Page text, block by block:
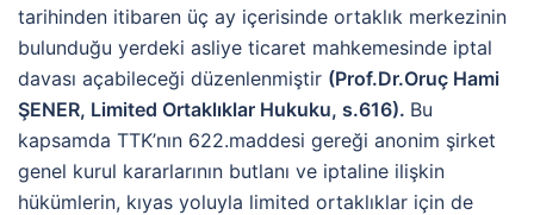
tarihinden itibaren üç ay içerisinde ortaklık merkezinin
bulunduğu yerdeki asliye ticaret mahkemesinde iptal
davası açabileceği düzenlenmiştir (Prof.Dr.Oruç Hami
ŞENER, Limited Ortaklıklar Hukuku, s.616). Bu
kapsamda TTK’nın 622.maddesi gereği anonim şirket
genel kurul kararlarının butlanı ve iptaline ilişkin
hükümlerin, kıyas yoluyla limited ortaklıklar için de